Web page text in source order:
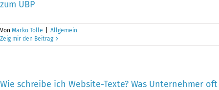
zum UBP
Von Marko Tolle
Allgemein
Zeig mir den Beitrag
Wie schreibe ich Website-Texte? Was Unternehmer oft